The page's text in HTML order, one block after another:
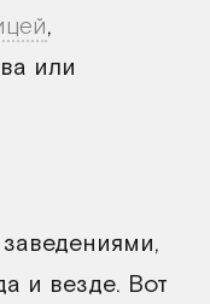
,
или
и везде. Вот